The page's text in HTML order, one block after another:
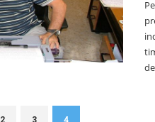
2 3 4